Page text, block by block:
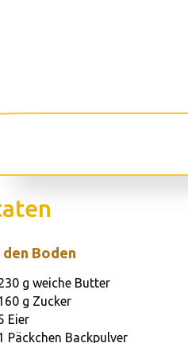
den Boden
g weiche Butter
g Zucker
Eier
Päckchen Backpulver